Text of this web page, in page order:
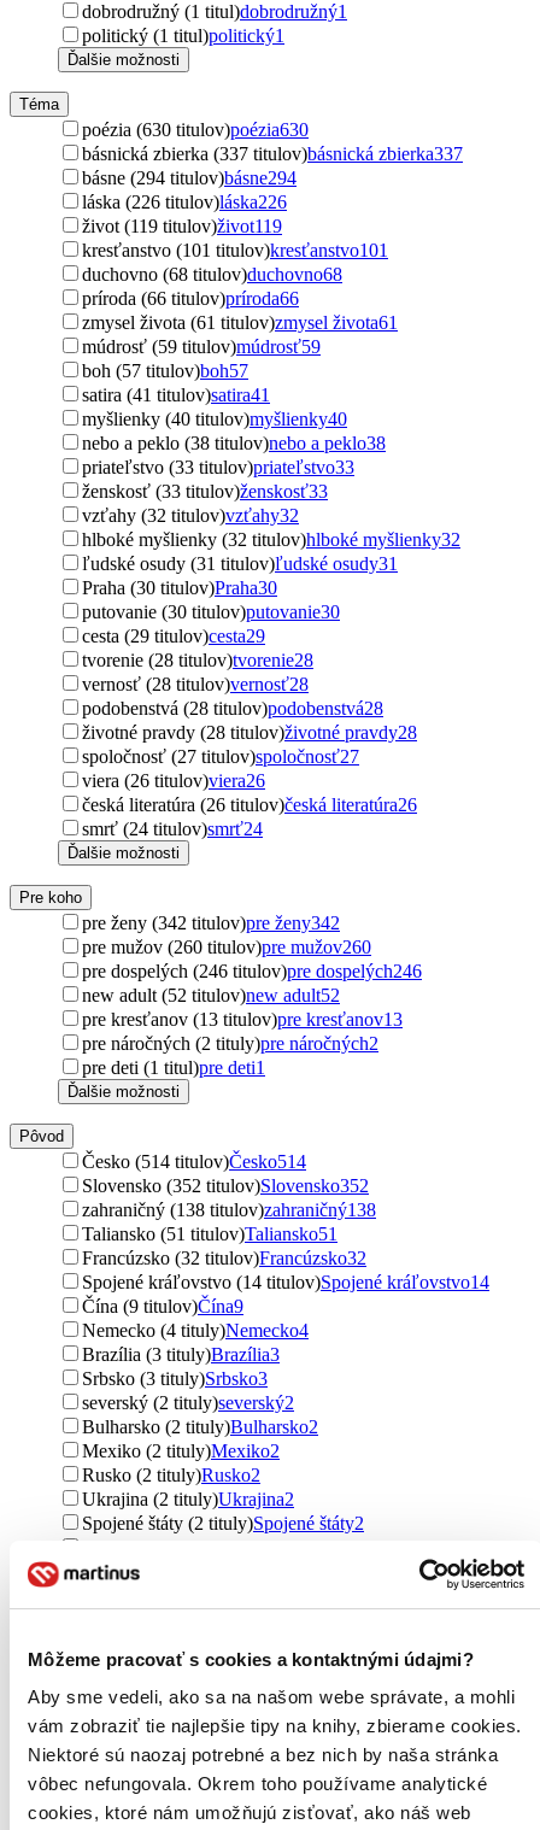
Môžeme pracovať s cookies a kontaktnými údajmi?
Aby sme vedeli, ako sa na našom webe správate, a mohli
vám zobraziť tie najlepšie tipy na knihy, zbierame cookies.
Niektoré sú naozaj potrebné a bez nich by naša stránka
vôbec nefungovala. Okrem toho používame analytické
cookies, ktoré nám umožňujú zisťovať, ako náš web
dobrodružný (1 titul)dobrodružný1
politický (1 titul)politický1
Ďalšie možnosti
Téma
poézia (630 titulov)poézia630
básnická zbierka (337 titulov)básnická zbierka337
básne (294 titulov)básne294
láska (226 titulov)láska226
život (119 titulov)život119
kresťanstvo (101 titulov)kresťanstvo101
duchovno (68 titulov)duchovno68
príroda (66 titulov)príroda66
zmysel života (61 titulov)zmysel života61
múdrosť (59 titulov)múdrosť59
boh (57 titulov)boh57
satira (41 titulov)satira41
myšlienky (40 titulov)myšlienky40
nebo a peklo (38 titulov)nebo a peklo38
priateľstvo (33 titulov)priateľstvo33
ženskosť (33 titulov)ženskosť33
vzťahy (32 titulov)vzťahy32
hlboké myšlienky (32 titulov)hlboké myšlienky32
ľudské osudy (31 titulov)ľudské osudy31
Praha (30 titulov)Praha30
putovanie (30 titulov)putovanie30
cesta (29 titulov)cesta29
tvorenie (28 titulov)tvorenie28
vernosť (28 titulov)vernosť28
podobenstvá (28 titulov)podobenstvá28
životné pravdy (28 titulov)životné pravdy28
spoločnosť (27 titulov)spoločnosť27
viera (26 titulov)viera26
česká literatúra (26 titulov)česká literatúra26
smrť (24 titulov)smrť24
Ďalšie možnosti
Pre koho
pre ženy (342 titulov)pre ženy342
pre mužov (260 titulov)pre mužov260
pre dospelých (246 titulov)pre dospelých246
new adult (52 titulov)new adult52
pre kresťanov (13 titulov)pre kresťanov13
pre náročných (2 tituly)pre náročných2
pre deti (1 titul)pre deti1
Ďalšie možnosti
Pôvod
Česko (514 titulov)Česko514
Slovensko (352 titulov)Slovensko352
zahraničný (138 titulov)zahraničný138
Taliansko (51 titulov)Taliansko51
Francúzsko (32 titulov)Francúzsko32
Spojené kráľovstvo (14 titulov)Spojené kráľovstvo14
Čína (9 titulov)Čína9
Nemecko (4 tituly)Nemecko4
Brazília (3 tituly)Brazília3
Srbsko (3 tituly)Srbsko3
severský (2 tituly)severský2
Bulharsko (2 tituly)Bulharsko2
Mexiko (2 tituly)Mexiko2
Rusko (2 tituly)Rusko2
Ukrajina (2 tituly)Ukrajina2
Spojené štáty (2 tituly)Spojené štáty2
Švédsko (1 titul)
Grécko (1 titul) Grécko1
Japonsko (1 titul)Japonsko1
Južná Kórea (1 titul)
Južná Kórea 1
Poľsko (1 titul)
Poľsko
1
Rumunsko (1 titul)Rumunsko1
Sierra Leone (1 titul)Sierra Leone1
Švajčiarsko (1 titul)Švajčiarsko1